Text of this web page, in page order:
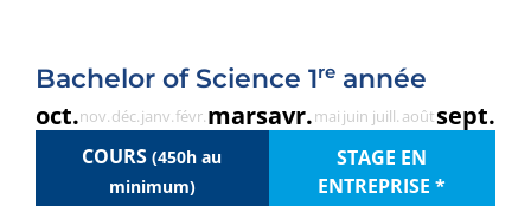
Bachelor of Science 1reannée
oct.nov.déc.janv.févr.marsavr.mai juin juill. aoûtsept.
COURS(450h au
minimum)
STAGE EN
ENTREPRISE *